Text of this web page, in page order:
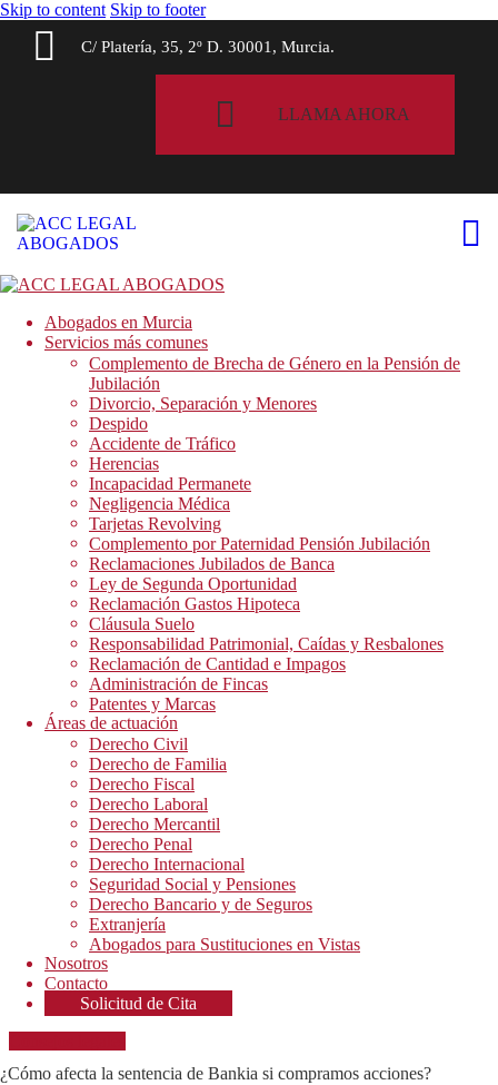
Skip to content Skip to footer
C/ Platería, 35, 2º D. 30001, Murcia.
LLAMA AHORA
Abogados en Murcia
Servicios más comunes
Complemento de Brecha de Género en la Pensión de
Jubilación
Divorcio, Separación y Menores
Despido
Accidente de Tráfico
Herencias
Incapacidad Permanete
Negligencia Médica
Tarjetas Revolving
Complemento por Paternidad Pensión Jubilación
Reclamaciones Jubilados de Banca
Ley de Segunda Oportunidad
Reclamación Gastos Hipoteca
Cláusula Suelo
Responsabilidad Patrimonial, Caídas y Resbalones
Reclamación de Cantidad e Impagos
Administración de Fincas
Patentes y Marcas
Áreas de actuación
Derecho Civil
Derecho de Familia
Derecho Fiscal
Derecho Laboral
Derecho Mercantil
Derecho Penal
Derecho Internacional
Seguridad Social y Pensiones
Derecho Bancario y de Seguros
Extranjería
Abogados para Sustituciones en Vistas
Nosotros
Contacto
Solicitud de Cita
¿Cómo afecta la sentencia de Bankia si compramos acciones?